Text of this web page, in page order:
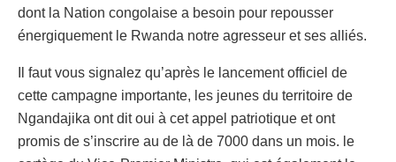
dont la Nation congolaise a besoin pour repousser
énergiquement le Rwanda notre agresseur et ses alliés.
Il faut vous signalez qu’après le lancement officiel de
cette campagne importante, les jeunes du territoire de
Ngandajika ont dit oui à cet appel patriotique et ont
promis de s’inscrire au de là de 7000 dans un mois. le